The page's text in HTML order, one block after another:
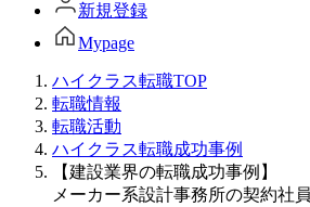
新規登録
Mypage
ハイクラス転職TOP
転職情報
転職活動
ハイクラス転職成功事例
【建設業界の転職成功事例】
メーカー系設計事務所の契約社